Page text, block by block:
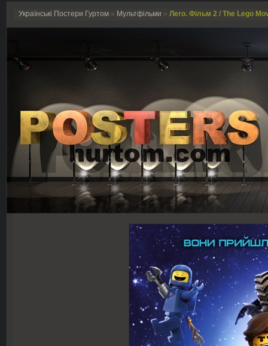
Українські Постери Гуртом » Мультфільми » Лего. Фільм 2 / The Lego